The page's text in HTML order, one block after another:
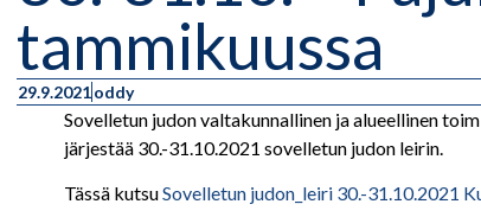
tammikuussa
29.9.2021oddy
Sovelletun judon valtakunnallinen ja alueellinen
järjestää 30.-31.10.2021 sovelletun judon leirin.
Tässä kutsuSovelletun judon_leiri 30.-31.10.2021